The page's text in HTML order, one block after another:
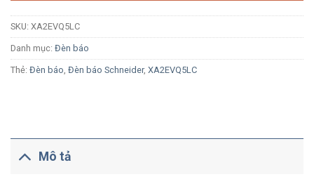
SKU: XA2EVQ5LC
Danh mục: Đèn báo
Thẻ: Đèn báo Đèn báo Schneider, XA2EVQ5LC
Mô tả